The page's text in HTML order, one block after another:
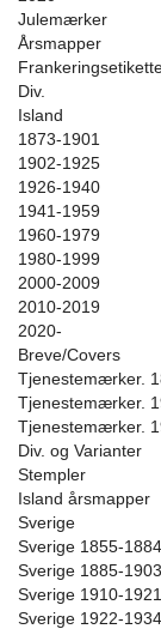
Julemærker
Årsmapper
Div.
Island
1873-1901
1902-1925
1926-1940
1941-1959
1960-1979
1980-1999
2000-2009
2010-2019
2020-
Breve/Covers
Tjenestemærker.
Tjenestemærker.
Tjenestemærker.
Div. og Varianter
Stempler
Island årsmapper
Sverige
Sverige 1855-1884
Sverige 1885-1903
Sverige 1910-1921
Sverige 1922-1934